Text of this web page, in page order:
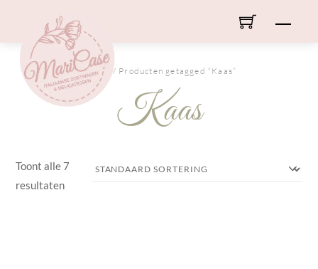
content
HOME / Producten getagged “Kaas”
Kaas
Toont alle 7
resultaten